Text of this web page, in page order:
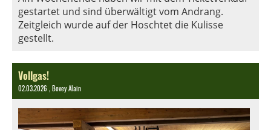
gestartet und sind überwältigt vom Andrang.
Zeitgleich wurde auf der Hoschtet die Kulisse
gestellt.
Vollgas!
02.03.2026 , Bovey Alain